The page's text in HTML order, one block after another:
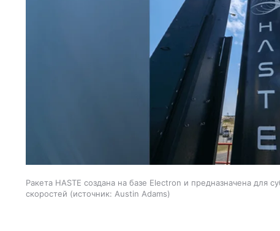
Ракета HASTE создана на базе Electron и предназначена для
скоростей
источник: Austin Adams